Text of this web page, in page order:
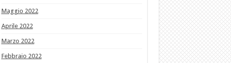
Maggio 2022
Aprile 2022
Marzo 2022
Febbraio 2022